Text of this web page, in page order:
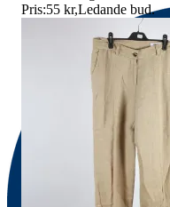
Pris:55 kr,Ledande bud.